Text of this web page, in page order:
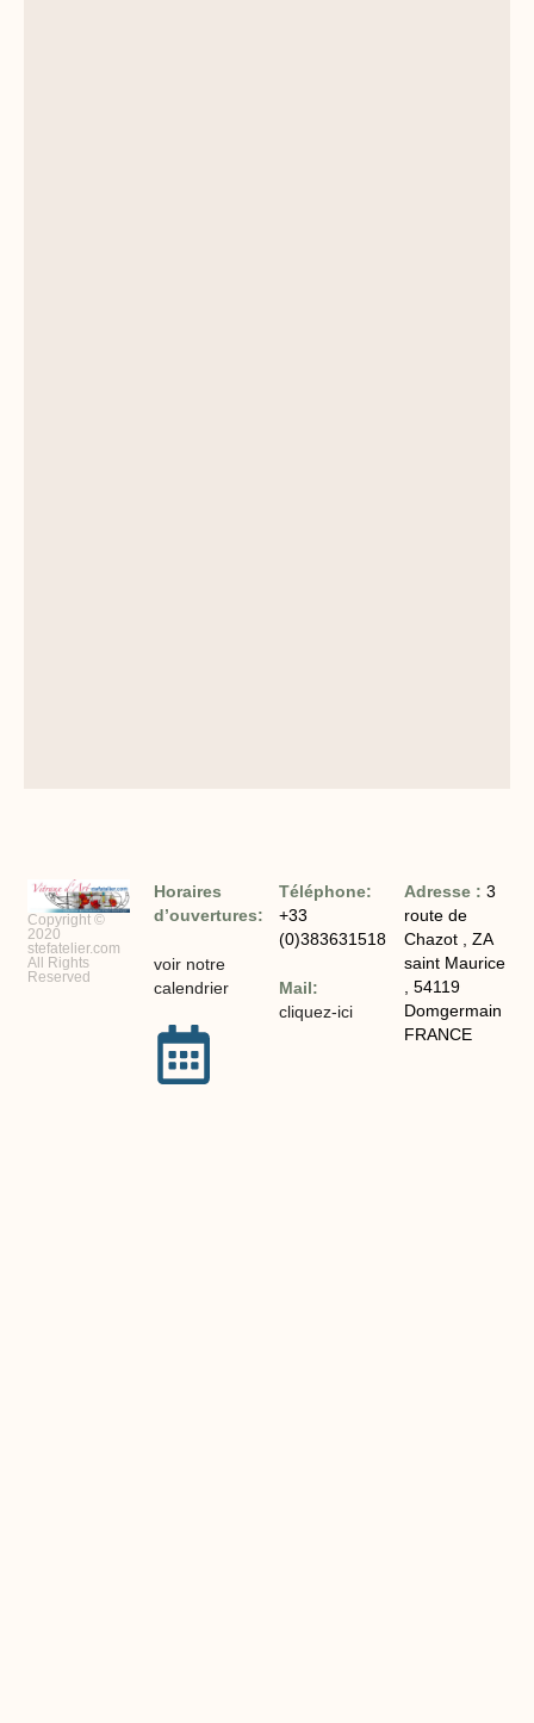
Copyright ©
2020
stefatelier.com
All Rights
Reserved
Horaires
d’ouvertures:
voir notre
calendrier
Téléphone:
+33
(0)383631518
Mail:
cliquez-ici
Adresse : 3
route de
Chazot , ZA
saint Maurice
, 54119
Domgermain
FRANCE